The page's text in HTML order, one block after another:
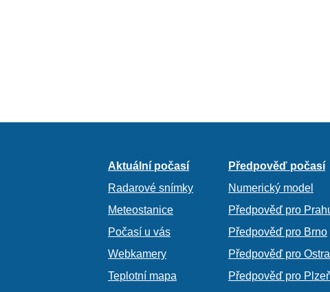
Aktuální počasí
Radarové snímky
Meteostanice
Počasí u vás
Webkamery
Teplotní mapa
Předpověď počasí
Numerický model
Předpověď pro
Předpověď pro Brno
Předpověď pro
Předpověď pro